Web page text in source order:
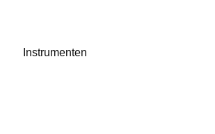
Instrumenten